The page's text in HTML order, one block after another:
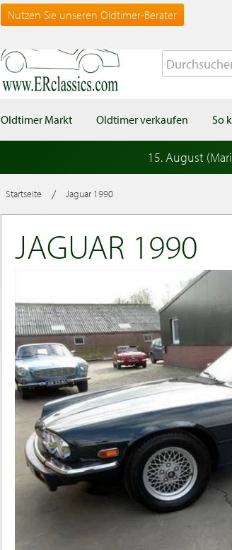
Nutzen Sie unseren Oldtimer-Berater
Oldtimer Markt Oldtimer verkaufen So
15. August
Startseite / Jaguar 1990
JAGUAR 1990